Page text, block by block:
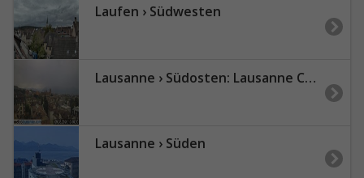
Laufen › Südwesten
Lausanne › Südosten: Lausanne Cathedral - Lake Geneva - Les Jumelles
Lausanne › Süden